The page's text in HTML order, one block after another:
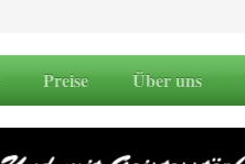
Preise Über uns